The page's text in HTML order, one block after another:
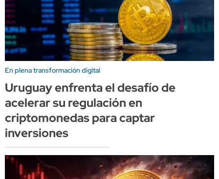
En plena transformación digital
Uruguay enfrenta el desafío de
acelerar su regulación en
criptomonedas para captar
inversiones